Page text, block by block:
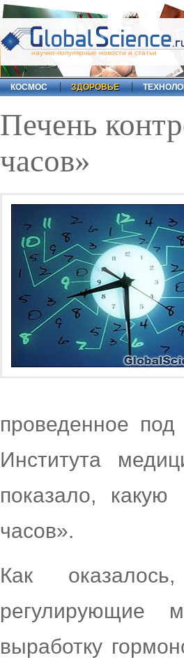
научно-популярные новости и статьи
КОСМОС ЗДОРОВЬЕ
Печень
часов»
проведенное
Института
показало,
часов».
Как
регулирующие
выработку